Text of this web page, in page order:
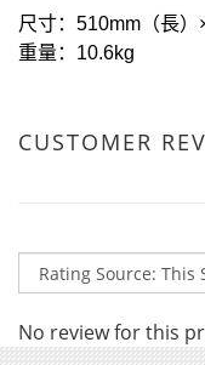
尺寸： 510mm （長）
重量： 10.6kg
CUSTOMER
No review for this